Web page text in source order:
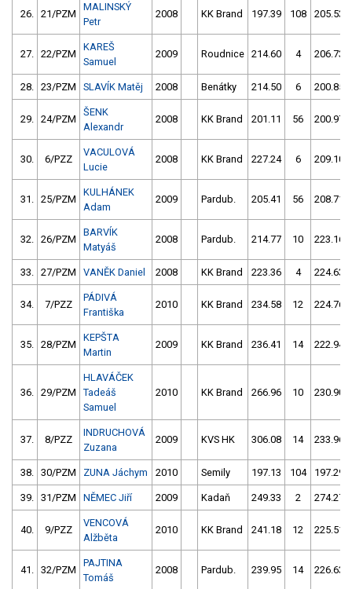
26. 21/PZM
MALINSKÝ
Petr
2008 KK Brand 197.39 108 205.53
27. 22/PZM
KAREŠ
Samuel
2009 Roudnice 214.60 4 206.73
28. 23/PZM SLAVÍK Matěj 2008 Benátky 214.50 6 200.85
29. 24/PZM
ŠENK
Alexandr
2008 KK Brand 201.11 56 200.97
30. 6/PZZ
VACULOVÁ
Lucie
2008 KK Brand 227.24 6 209.10
31. 25/PZM
KULHÁNEK
Adam
2009 Pardub. 205.41 56 208.71
32. 26/PZM
BARVÍK
Matyáš
2008 Pardub. 214.77 10 223.16
33. 27/PZM VANĚK Daniel 2008 KK Brand 223.36 4 224.63
34. 7/PZZ
PÁDIVÁ
Františka
2010 KK Brand 234.58 12 224.76
35. 28/PZM
KEPŠTA
Martin
2009 KK Brand 236.41 14 222.94
36. 29/PZM
HLAVÁČEK
Tadeáš
Samuel
2010 KK Brand 266.96 10 230.90
37. 8/PZZ
INDRUCHOVÁ
Zuzana
2009 KVS HK 306.08 14 233.96
38. 30/PZM ZUNA Jáchym 2010 Semily 197.13 104 197.29
39. 31/PZM NĚMEC Jiří 2009 Kadaň 249.33 2 274.27
40. 9/PZZ
VENCOVÁ
Alžběta
2010 KK Brand 241.18 12 225.51
41. 32/PZM
PAJTINA
Tomáš
2008 Pardub. 239.95 14 226.63